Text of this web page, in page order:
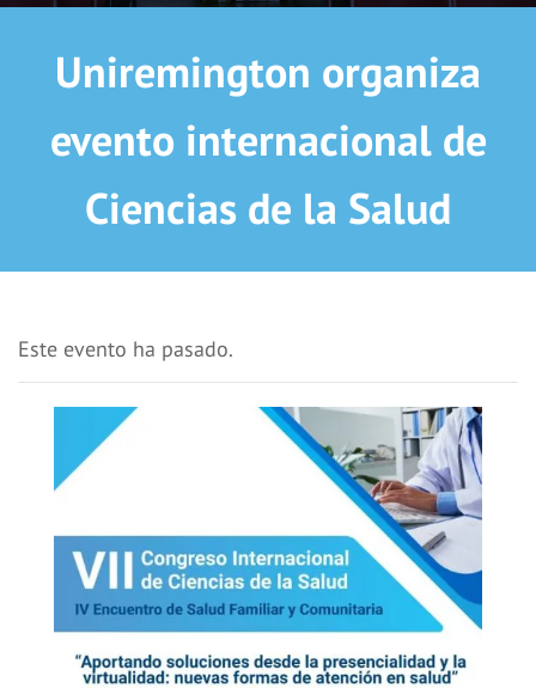
Uniremington organiza
evento internacional de
Ciencias de la Salud
Este evento ha pasado.